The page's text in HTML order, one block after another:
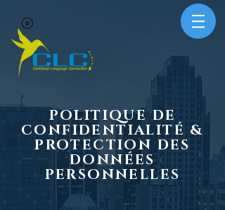
POLITIQUE DE
CONFIDENTIALITÉ &
PROTECTION DES
DONNÉES
PERSONNELLES